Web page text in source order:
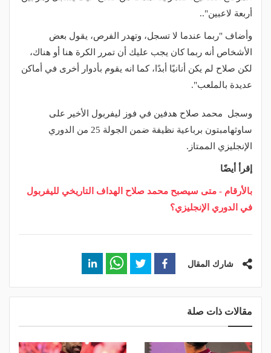
أربعة لاعبين"..
وأضاف "ربما عندما لا تسجل، وتهدر الفرص، يقول بعض
الأشخاص أنه ربما كان يجب عليك أن تمرر الكرة هنا أو هناك،
لكن صلاح لم يكن أنانيًا أبدًا، كما انه يقوم بأدوار أخرى في أماكن
عديدة بالملعب".
وسجل محمد صلاح هدفين في فوز ليفربول الأخير على
ساوثهامبتون برباعية نظيفة ضمن الجولة 25 من الدوري
الإنجليزي الممتاز.
إقرأ أيضًا
بالأرقام - متى سيصبح محمد صلاح الهداف التاريخي لليفربول
في الدوري الإنجليزي؟
شارك المقال
مقالات ذات صلة